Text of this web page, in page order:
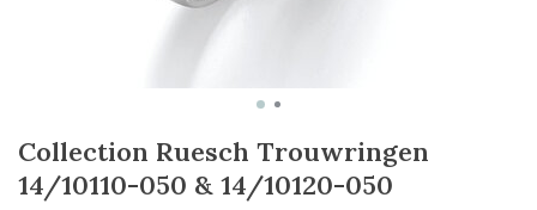
Collection Ruesch Trouwringen
14/10110-050 & 14/10120-050